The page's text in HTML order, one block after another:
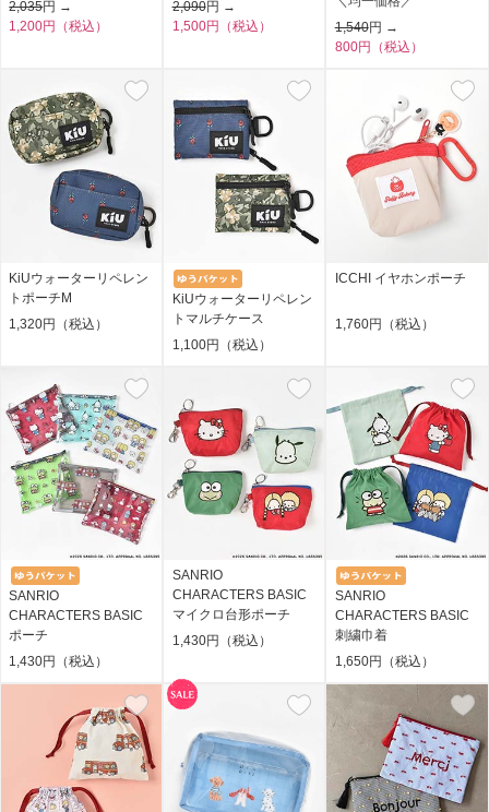
2,035円 →
1,200円（税込）
2,090円 →
1,500円（税込）
1,540円 →
800円（税込）
KiUウォーターリペレン
トポーチM
1,320円（税込）
KiUウォーターリペレン
トマルチケース
1,100円（税込）
ICCHI イヤホンポーチ
1,760円（税込）
SANRIO
CHARACTERS BASIC
ポーチ
1,430円（税込）
SANRIO
CHARACTERS BASIC
マイクロ台形ポーチ
1,430円（税込）
SANRIO
CHARACTERS BASIC
刺繍巾着
1,650円（税込）